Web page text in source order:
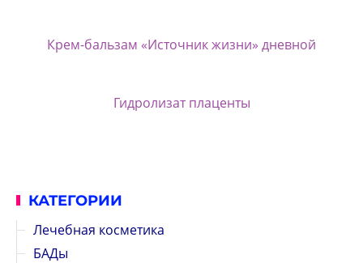
Крем-бальзам «Источник жизни» дневной
Гидролизат плаценты
КАТЕГОРИИ
Лечебная косметика
БАДы